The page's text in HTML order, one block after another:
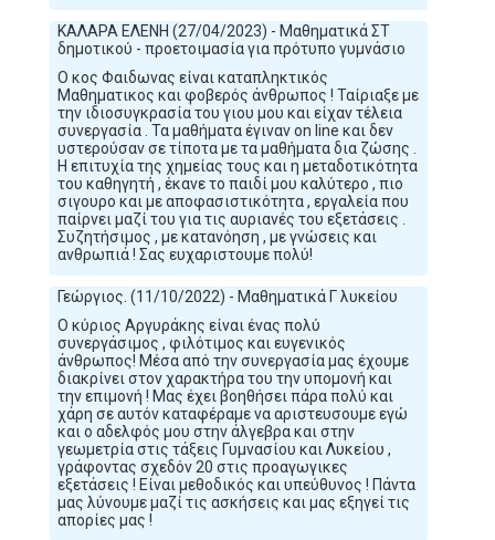
ΚΑΛΑΡΑ ΕΛΕΝΗ (27/04/2023) - Μαθηματικά ΣΤ
δημοτικού - προετοιμασία για πρότυπο γυμνάσιο
Ο κος Φαιδωνας είναι καταπληκτικός
Μαθηματικος και φοβερός άνθρωπος ! Ταίριαξε με
την ιδιοσυγκρασία του γιου μου και είχαν τέλεια
συνεργασία . Τα μαθήματα έγιναν on line και δεν
υστερούσαν σε τίποτα με τα μαθήματα δια ζώσης .
Η επιτυχία της χημείας τους και η μεταδοτικότητα
του καθηγητή , έκανε το παιδί μου καλύτερο , πιο
σιγουρο και με αποφασιστικότητα , εργαλεία που
παίρνει μαζί του για τις αυριανές του εξετάσεις .
Συζητήσιμος , με κατανόηση , με γνώσεις και
ανθρωπιά ! Σας ευχαριστουμε πολύ!
Γεώργιος. (11/10/2022) - Μαθηματικά Γ λυκείου
Ο κύριος Αργυράκης είναι ένας πολύ
συνεργάσιμος , φιλότιμος και ευγενικός
άνθρωπος! Μέσα από την συνεργασία μας έχουμε
διακρίνει στον χαρακτήρα του την υπομονή και
την επιμονή ! Μας έχει βοηθήσει πάρα πολύ και
χάρη σε αυτόν καταφέραμε να αριστευσουμε εγώ
και ο αδελφός μου στην άλγεβρα και στην
γεωμετρία στις τάξεις Γυμνασίου και Λυκείου ,
γράφοντας σχεδόν 20 στις προαγωγικες
εξετάσεις ! Είναι μεθοδικός και υπεύθυνος ! Πάντα
μας λύνουμε μαζί τις ασκήσεις και μας εξηγεί τις
απορίες μας !